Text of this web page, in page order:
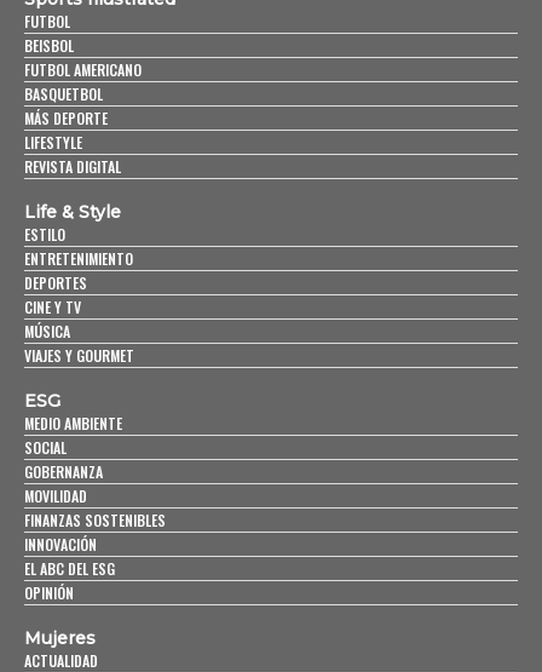
FUTBOL
BEISBOL
FUTBOL AMERICANO
BASQUETBOL
MÁS DEPORTE
LIFESTYLE
REVISTA DIGITAL
Life & Style
ESTILO
ENTRETENIMIENTO
DEPORTES
CINE Y TV
MÚSICA
VIAJES Y GOURMET
ESG
MEDIO AMBIENTE
SOCIAL
GOBERNANZA
MOVILIDAD
FINANZAS SOSTENIBLES
INNOVACIÓN
EL ABC DEL ESG
OPINIÓN
Mujeres
ACTUALIDAD